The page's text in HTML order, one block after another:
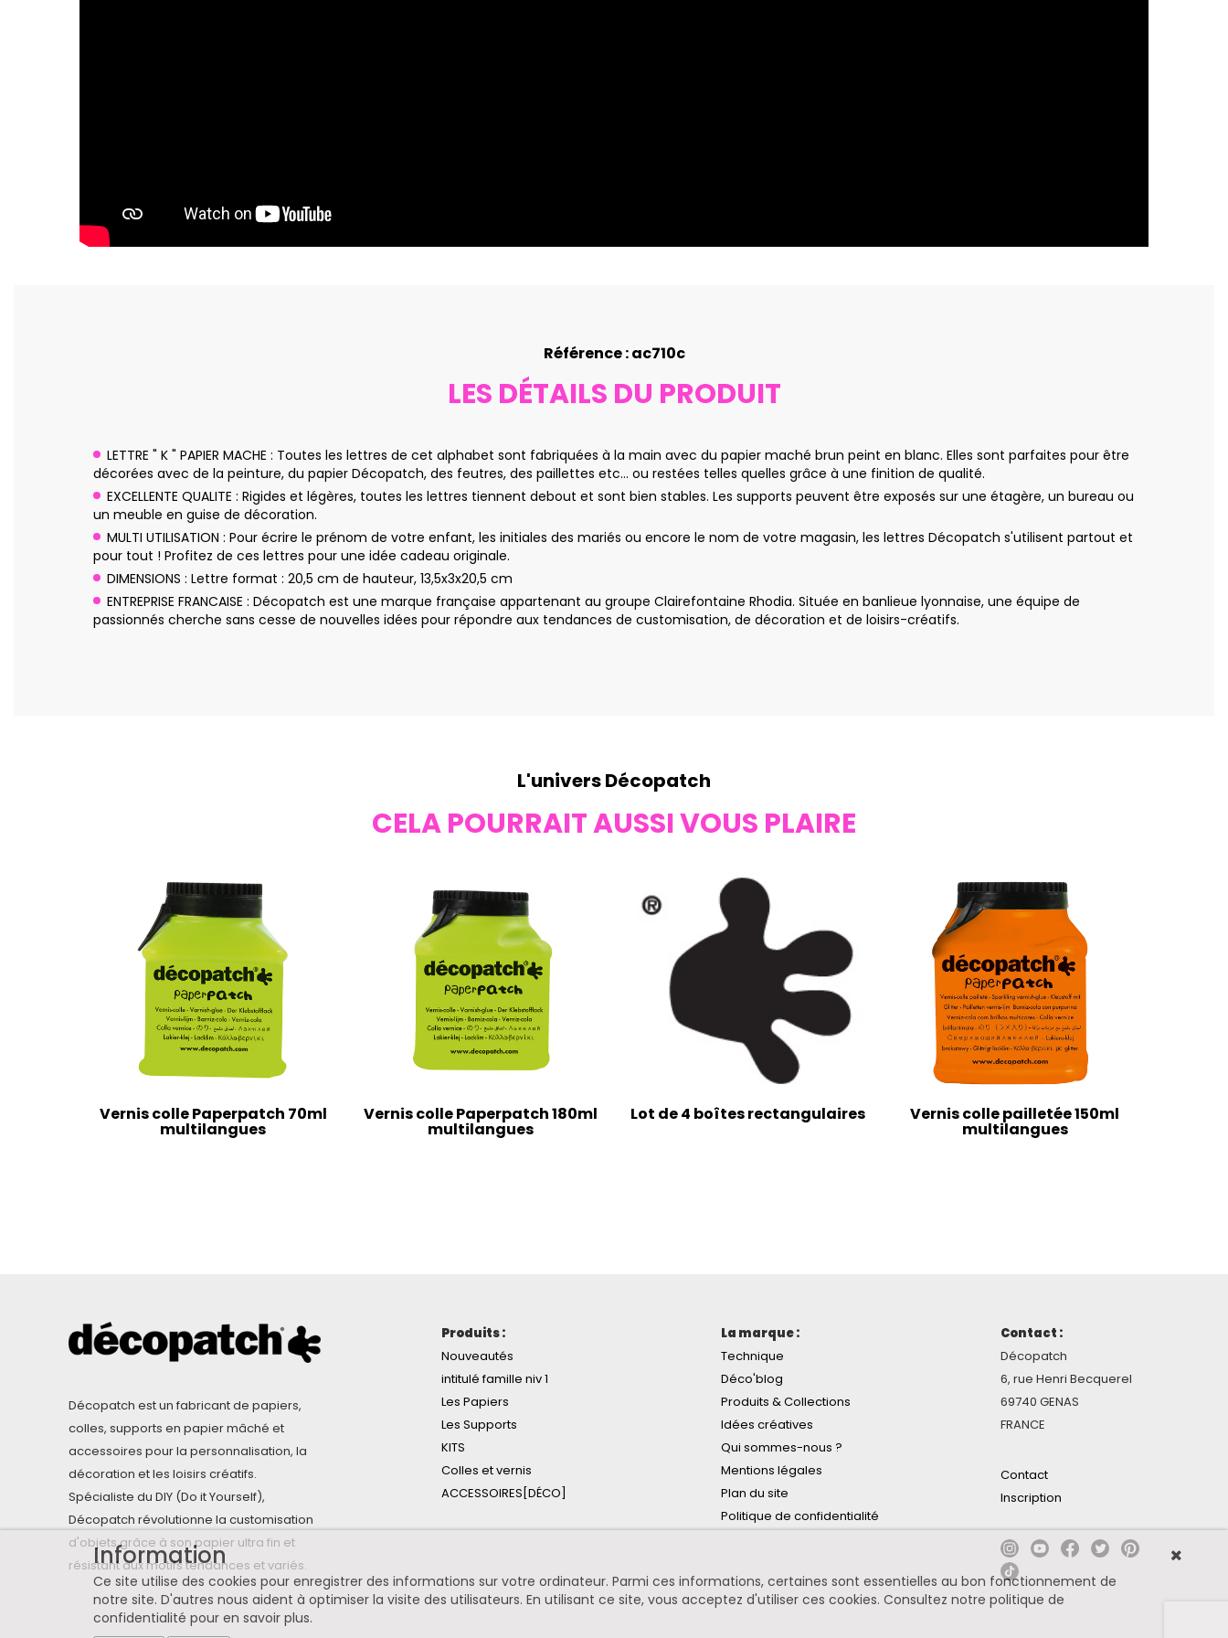
Référence : ac710c
LES DÉTAILS DU PRODUIT
LETTRE " K " PAPIER MACHE : Toutes les lettres de cet alphabet sont fabriquées à la main avec du papier maché brun peint en blanc. Elles sont parfaites pour être
décorées avec de la peinture, du papier Décopatch, des feutres, des paillettes etc… ou restées telles quelles grâce à une finition de qualité.
EXCELLENTE QUALITE : Rigides et légères, toutes les lettres tiennent debout et sont bien stables. Les supports peuvent être exposés sur une étagère, un bureau ou
un meuble en guise de décoration.
MULTI UTILISATION : Pour écrire le prénom de votre enfant, les initiales des mariés ou encore le nom de votre magasin, les lettres Décopatch s'utilisent partout et
pour tout ! Profitez de ces lettres pour une idée cadeau originale.
DIMENSIONS : Lettre format : 20,5 cm de hauteur, 13,5x3x20,5 cm
ENTREPRISE FRANCAISE : Décopatch est une marque française appartenant au groupe Clairefontaine Rhodia. Située en banlieue lyonnaise, une équipe de
passionnés cherche sans cesse de nouvelles idées pour répondre aux tendances de customisation, de décoration et de loisirs-créatifs.
L'univers Décopatch
CELA POURRAIT AUSSI VOUS PLAIRE
Vernis colle Paperpatch 70ml
multilangues
Vernis colle Paperpatch 180ml
multilangues
Lot de 4 boîtes rectangulaires Vernis colle pailletée 150ml
multilangues
Décopatch est un fabricant de papiers,
colles, supports en papier mâché et
accessoires pour la personnalisation, la
décoration et les loisirs créatifs.
Spécialiste du DIY (Do it Yourself),
Décopatch révolutionne la customisation
d'objets grâce à son papier ultra fin et
résistant aux motifs tendances et variés.
Produits :
Nouveautés
intitulé famille niv 1
Les Papiers
Les Supports
KITS
Colles et vernis
ACCESSOIRES[DÉCO]
La marque :
Technique
Déco'blog
Produits & Collections
Idées créatives
Qui sommes-nous ?
Mentions légales
Plan du site
Politique de confidentialité
Contact :
Décopatch
6, rue Henri Becquerel
69740 GENAS
FRANCE
Contact
Inscription
Information
Ce site utilise des cookies pour enregistrer des informations sur votre ordinateur. Parmi ces informations, certaines sont essentielles au bon fonctionnement de
notre site. D'autres nous aident à optimiser la visite des utilisateurs. En utilisant ce site, vous acceptez d'utiliser ces cookies. Consultez notre politique de
confidentialité pour en savoir plus.